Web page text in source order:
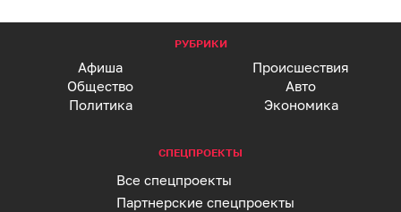
РУБРИКИ
Афиша
Происшествия
Общество
Авто
Политика
Экономика
СПЕЦПРОЕКТЫ
Все спецпроекты
Партнерские спецпроекты